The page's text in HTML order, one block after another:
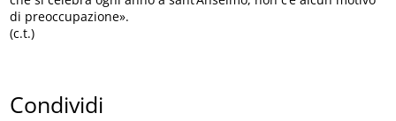
di preoccupazione».
(c.t.)
Condividi